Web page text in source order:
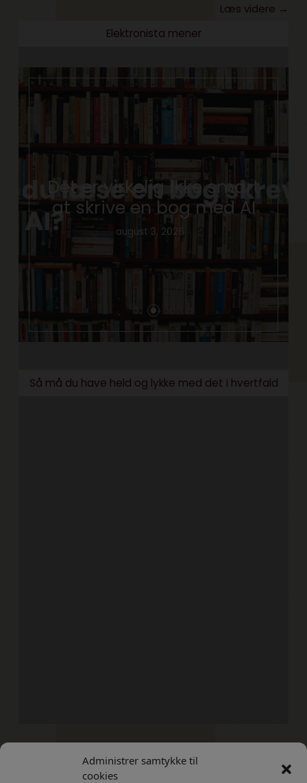
Administrer samtykke til
cookies
Læs videre →
Elektronista mener
Det er virkelig ikke smart
at skrive en bog med AI
august 3, 2026
Så må du have held og lykke med det i hvertfald
Kontakt